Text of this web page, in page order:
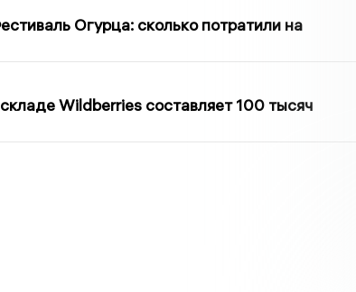
Огурца: сколько потратили на
Wildberries составляет 100 тысяч